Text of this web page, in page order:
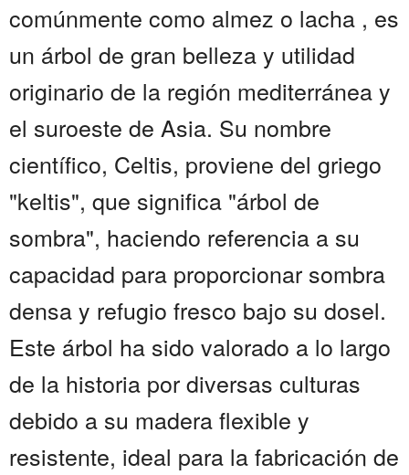
comúnmente como almez o lacha , es
un árbol de gran belleza y utilidad
originario de la región mediterránea y
el suroeste de Asia. Su nombre
científico, Celtis, proviene del griego
"keltis", que significa "árbol de
sombra", haciendo referencia a su
capacidad para proporcionar sombra
densa y refugio fresco bajo su dosel.
Este árbol ha sido valorado a lo largo
de la historia por diversas culturas
debido a su madera flexible y
resistente, ideal para la fabricación de